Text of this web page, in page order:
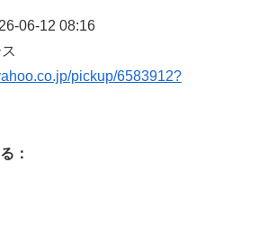
06-12 08:16
pickup/6583912?
：